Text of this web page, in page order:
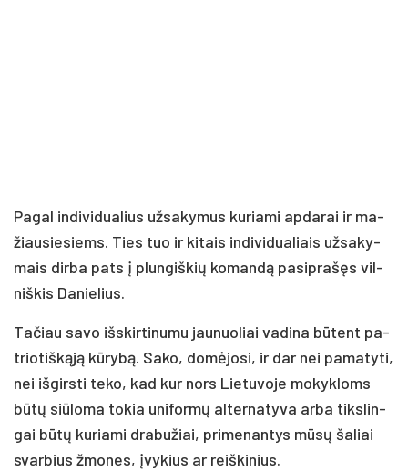
Pa­gal in­di­vi­dua­lius už­sa­ky­mus ku­ria­mi ap­da­rai ir ma­
žiau­sie­siems. Ties tuo ir ki­tais in­di­vi­dua­liais už­sa­ky­
mais dir­ba pa­ts į plun­giš­kių ko­man­dą pa­si­pra­šęs vil­
niš­kis Da­nie­lius.
Ta­čiau sa­vo iš­skir­ti­nu­mu jau­nuo­liai va­di­na bū­tent pa­
trio­tiš­ką­ją kū­ry­bą. Sa­ko, do­mė­jo­si, ir dar nei pa­ma­ty­ti,
nei iš­girs­ti te­ko, kad kur nors Lie­tu­vo­je mo­kyk­loms
bū­tų siū­lo­ma to­kia uni­for­mų al­ter­na­ty­va ar­ba tiks­lin­
gai bū­tų ku­ria­mi dra­bu­žiai, pri­me­nan­tys mū­sų ša­liai
svar­bius žmo­nes, įvy­kius ar reiš­ki­nius.